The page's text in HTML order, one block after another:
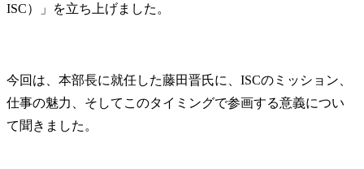
ISC）」を立ち上げました。
今回は、本部長に就任した藤田晋氏に、ISCのミッション、
仕事の魅力、そしてこのタイミングで参画する意義につい
て聞きました。